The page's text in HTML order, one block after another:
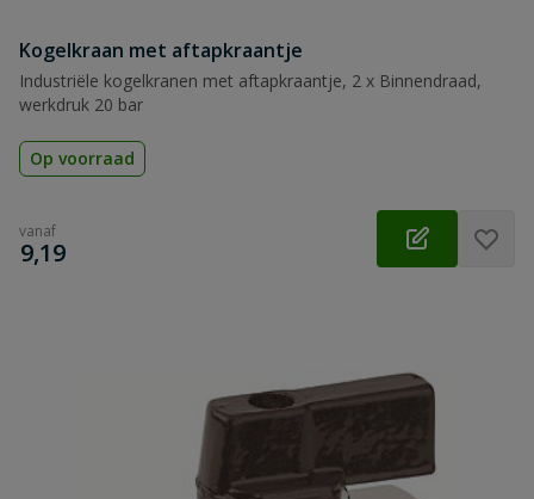
Kogelkraan met aftapkraantje
Industriële kogelkranen met aftapkraantje, 2 x Binnendraad,
werkdruk 20 bar
Op voorraad
vanaf
€
9,19